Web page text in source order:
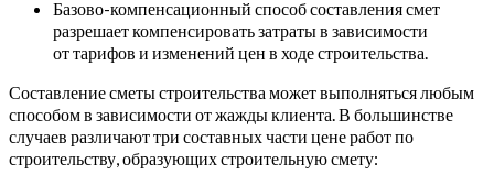
Базово-компенсационный способ составления смет
разрешает компенсировать затраты в зависимости
от тарифов и изменений цен в ходе строительства.
Составление сметы строительства может выполняться любым
способом в зависимости от жажды клиента. В большинстве
случаев различают три составных части цене работ по
строительству, образующих строительную смету: